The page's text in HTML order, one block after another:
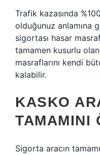
Trafik kazasında
olduğunuz anlamına
sigortası hasar
tamamen kusurlu
masraflarını kendi
kalabilir.
KASKO
TAMAMINI
Sigorta aracın